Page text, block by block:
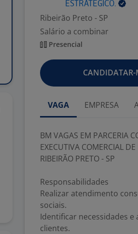
ESTRATÉGICO.
Ribeirão Preto - SP
Salário a combinar
Presencial
CANDIDATAR-
VAGA EMPRESA
BM VAGAS EM PARCERIA
EXECUTIVA COMERCIAL
RIBEIRÃO PRETO - SP
Responsabilidades
Realizar atendimento
sociais.
Identificar necessidades
clientes.